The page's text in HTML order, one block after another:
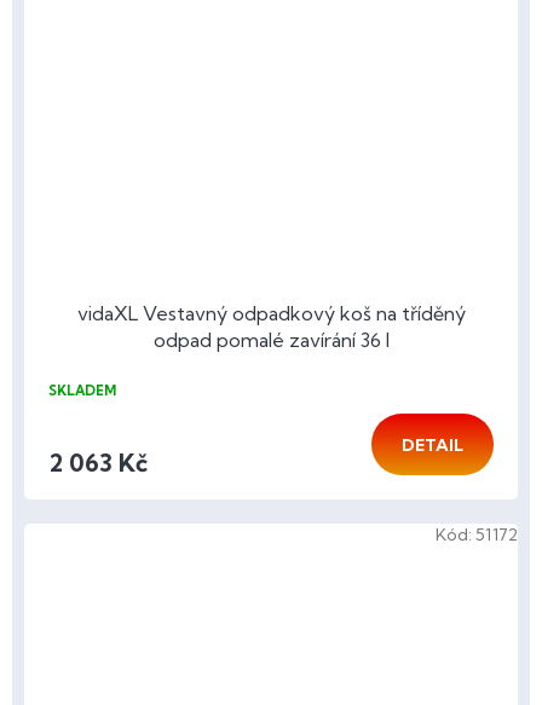
vidaXL Vestavný odpadkový koš na tříděný
odpad pomalé zavírání 36 l
SKLADEM
2 063 Kč
DETAIL
Kód: 51172